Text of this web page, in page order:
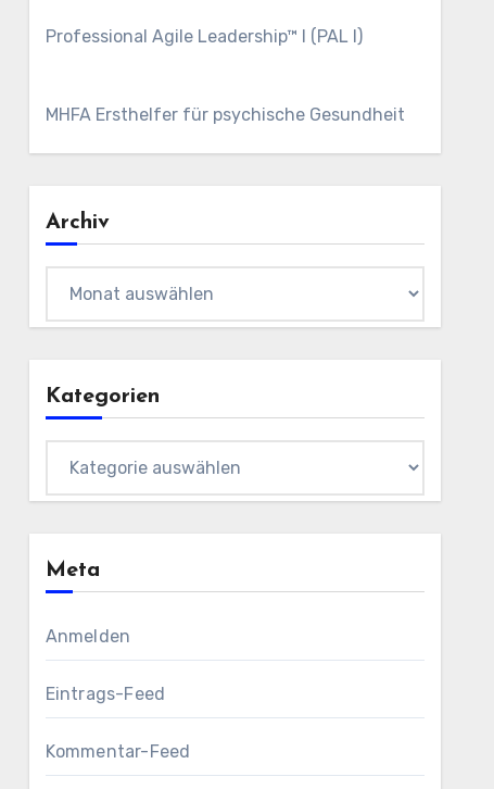
Professional Agile Leadership™ I (PAL I)
MHFA Ersthelfer für psychische Gesundheit
Archiv
Kategorien
Meta
Anmelden
Eintrags-Feed
Kommentar-Feed